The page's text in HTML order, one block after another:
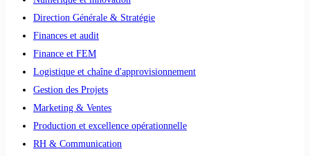
Direction Générale & Stratégie
Finances et audit
Finance et FEM
Logistique et chaîne d'approvisionnement
Gestion des Projets
Marketing & Ventes
Production et excellence opérationnelle
RH & Communication